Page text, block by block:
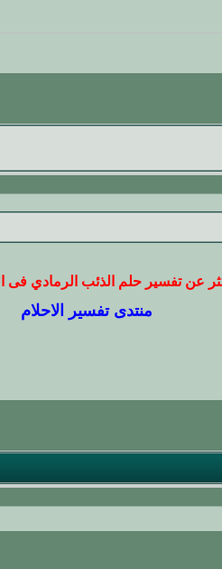
عن تفسير حلم الذئب الرمادي فى
منتدى تفسير الاحلام